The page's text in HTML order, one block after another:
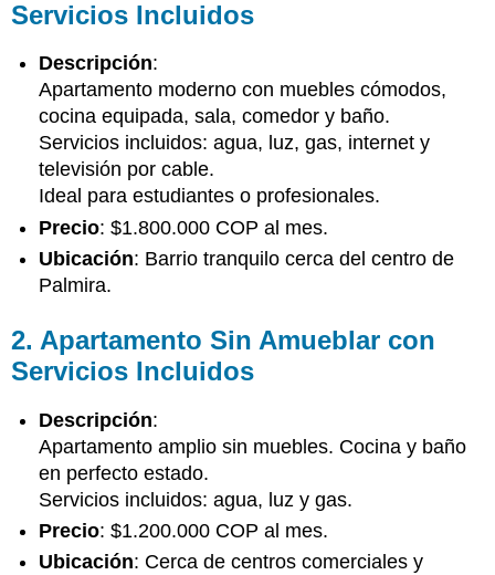
y
Servicios
Beneficios
de
nuestros
apartamentos:
Contáctanos
hoy
mismo
para
información!
Actividades
Canvas
Texto:
Actividades
Canvas
y
Texto:
Servicios Incluidos
Descripción:
Apartamento moderno con muebles cómodos,
cocina equipada, sala, comedor y baño.
Servicios incluidos: agua, luz, gas, internet y
televisión por cable.
Ideal para estudiantes o profesionales.
Precio: $1.800.000 COP al mes.
Ubicación: Barrio tranquilo cerca del centro de
Palmira.
2. Apartamento Sin Amueblar con
Servicios Incluidos
Descripción:
Apartamento amplio sin muebles. Cocina y baño
en perfecto estado.
Servicios incluidos: agua, luz y gas.
Precio: $1.200.000 COP al mes.
Ubicación: Cerca de centros comerciales y